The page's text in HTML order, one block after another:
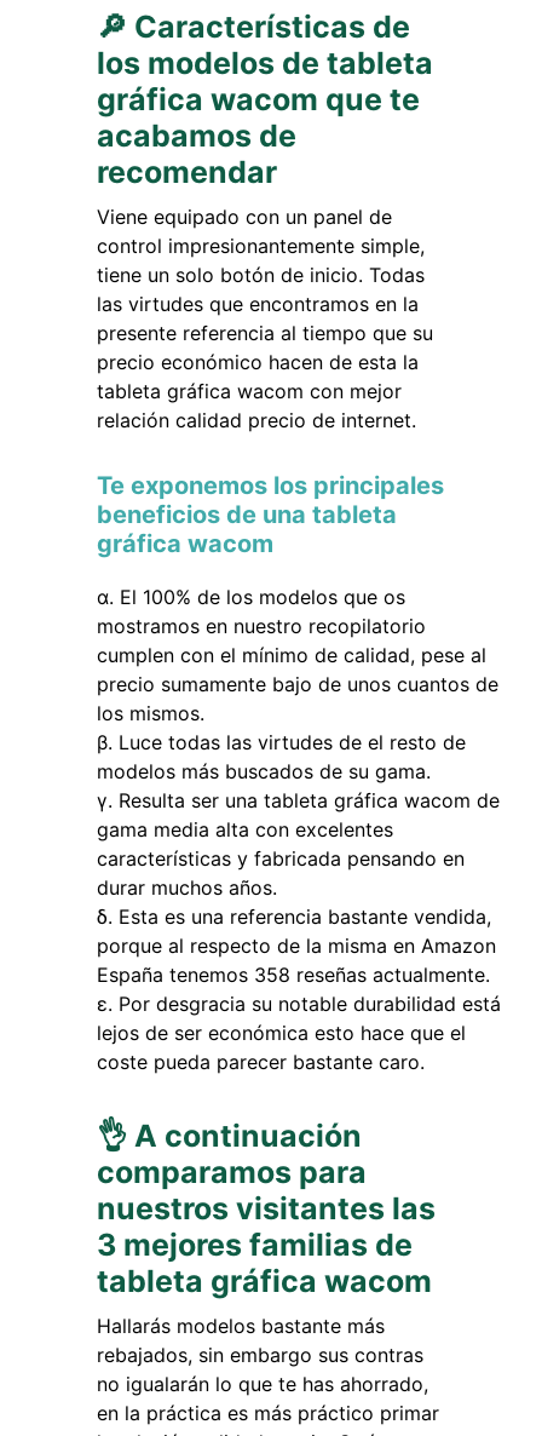
🔎 Características de
los modelos de tableta
gráfica wacom que te
acabamos de
recomendar
Viene equipado con un panel de
control impresionantemente simple,
tiene un solo botón de inicio. Todas
las virtudes que encontramos en la
presente referencia al tiempo que su
precio económico hacen de esta la
tableta gráfica wacom con mejor
relación calidad precio de internet.
Te exponemos los principales
beneficios de una tableta
gráfica wacom
El 100% de los modelos que os
mostramos en nuestro recopilatorio
cumplen con el mínimo de calidad, pese al
precio sumamente bajo de unos cuantos de
los mismos.
Luce todas las virtudes de el resto de
modelos más buscados de su gama.
Resulta ser una tableta gráfica wacom de
gama media alta con excelentes
características y fabricada pensando en
durar muchos años.
Esta es una referencia bastante vendida,
porque al respecto de la misma en Amazon
España tenemos 358 reseñas actualmente.
Por desgracia su notable durabilidad está
lejos de ser económica esto hace que el
coste pueda parecer bastante caro.
👌 A continuación
comparamos para
nuestros visitantes las
3 mejores familias de
tableta gráfica wacom
Hallarás modelos bastante más
rebajados, sin embargo sus contras
no igualarán lo que te has ahorrado,
en la práctica es más práctico primar